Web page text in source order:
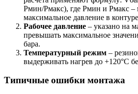
Pмин/Pмакс), где Pмин и Pмакс
максимальное давление в
Рабочее давление – указано на
превышать максимальное
бара.
Температурный режим –
выдерживать нагрев до +120°C
Типичные ошибки монтажа